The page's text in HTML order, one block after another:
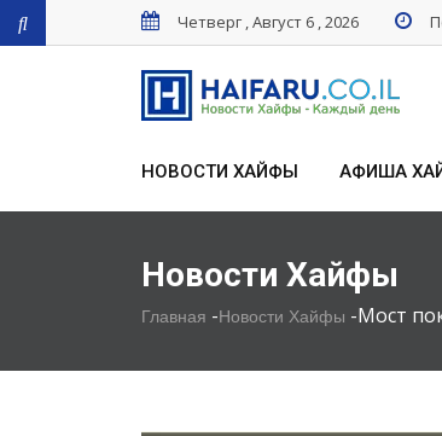
Четверг , Август 6 , 2026
НОВОСТИ ХАЙФЫ АФИША
Новости Хайфы
Главная -Новости Хайфы -Мост